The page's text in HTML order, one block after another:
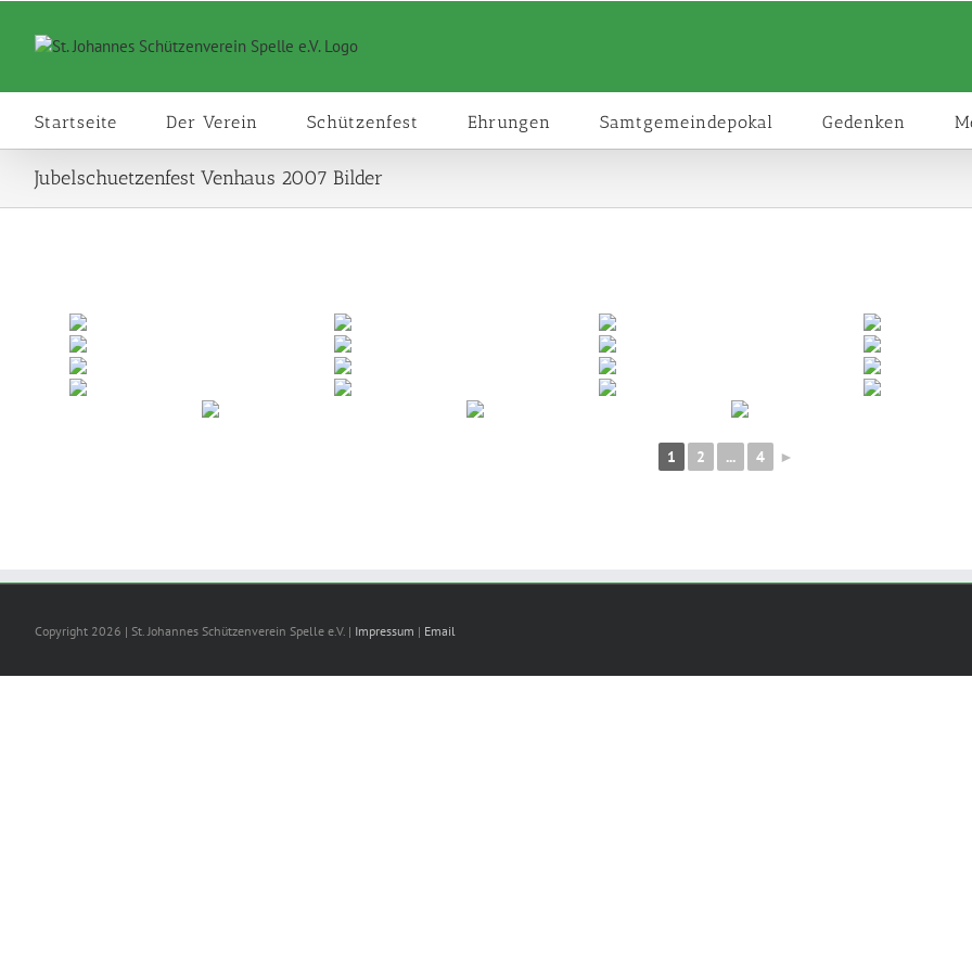
Inhalt
springen
Startseite Der Verein Schützenfest Ehrungen Samtgemeindepokal Gedenken
Jubelschuetzenfest Venhaus 2007 Bilder
1 2 ... 4 ►
Copyright 2026 | St. Johannes Schützenverein Spelle e.V. | Impressum | Email